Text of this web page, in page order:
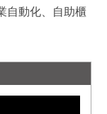
自動化、自助櫃